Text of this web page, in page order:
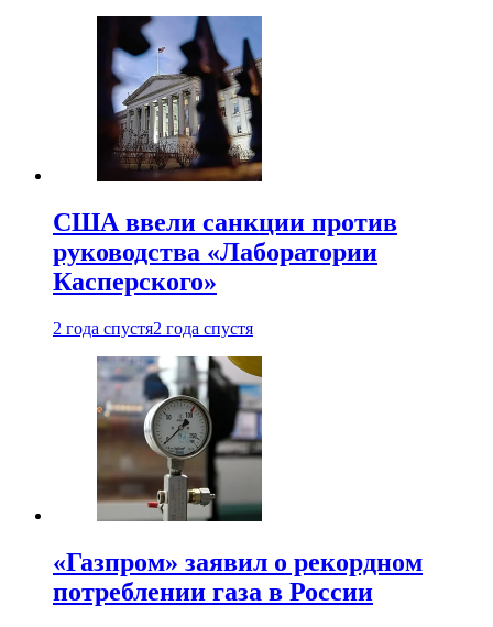
США ввели санкции против
руководства «Лаборатории
Касперского»
2 года спустя2 года спустя
«Газпром» заявил о рекордном
потреблении газа в России